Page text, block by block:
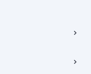
동, 트윈트리빌딩) B동 5층
7층, 8층 미소